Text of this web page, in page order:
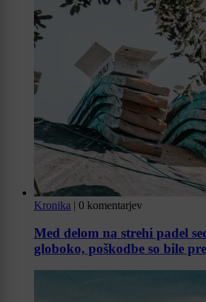
Kronika | 0 komentarjev
Med delom na strehi padel
globoko, poškodbe so bile